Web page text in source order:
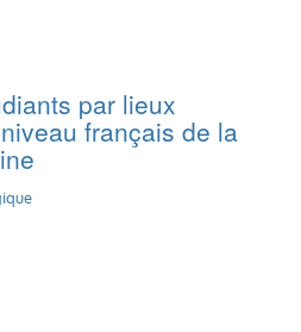
par lieux
français de la